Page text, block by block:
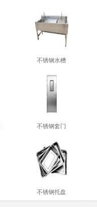
不锈钢水槽
不锈钢套门
不锈钢托盘